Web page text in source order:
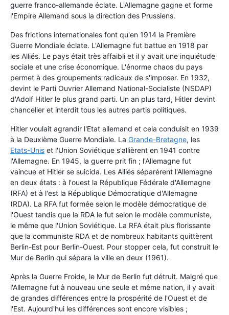
guerre franco-allemande éclate. L'Allemagne gagne et forme
l'Empire Allemand sous la direction des Prussiens.
Des frictions internationales font qu'en 1914 la Première
Guerre Mondiale éclate. L'Allemagne fut battue en 1918 par
les Alliés. Le pays était très affaibli et il y avait une inquiétude
sociale et une crise économique. L'énorme chaos du pays
permet à des groupements radicaux de s'imposer. En 1932,
devint le Parti Ouvrier Allemand National-Socialiste (NSDAP)
d'Adolf Hitler le plus grand parti. Un an plus tard, Hitler devint
chancelier et interdit tous les autres partis politiques.
Hitler voulait agrandir l'Etat allemand et cela conduisit en 1939
à la Deuxième Guerre Mondiale. La Grande-Bretagne, les
Etats-Unis et l'Union Soviétique s'allièrent en 1941 contre
l'Allemagne. En 1945, la guerre prit fin ; l'Allemagne fut
vaincue et Hitler se suicida. Les Alliés séparèrent l'Allemagne
en deux états : à l'ouest la République Fédérale d'Allemagne
(RFA) et à l'est la République Démocratique d'Allemagne
(RDA). La RFA fut formée selon le modèle démocratique de
l'Ouest tandis que la RDA le fut selon le modèle communiste,
le même que l'Union Soviétique. La RFA était plus florissante
que la communiste RDA et de nombreux habitants quittèrent
Berlin-Est pour Berlin-Ouest. Pour stopper cela, fut construit le
Mur de Berlin qui sépara la ville en deux (1961).
Après la Guerre Froide, le Mur de Berlin fut détruit. Malgré que
l'Allemagne fut à nouveau une seule et même nation, il y avait
de grandes différences entre la prospérité de l'Ouest et de
l'Est. Aujourd'hui les différences sont encore visibles ;